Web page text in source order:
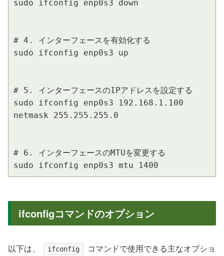
sudo ifconfig enp0s3 down
# 4. インターフェースを有効化する
sudo ifconfig enp0s3 up
# 5. インターフェースのIPアドレスを設定する
sudo ifconfig enp0s3 192.168.1.100
netmask 255.255.255.0
# 6. インターフェースのMTUを変更する
ifconfigコマンドのオプション
以下は、 ifconfig
コマンドで使用できる主なオプショ